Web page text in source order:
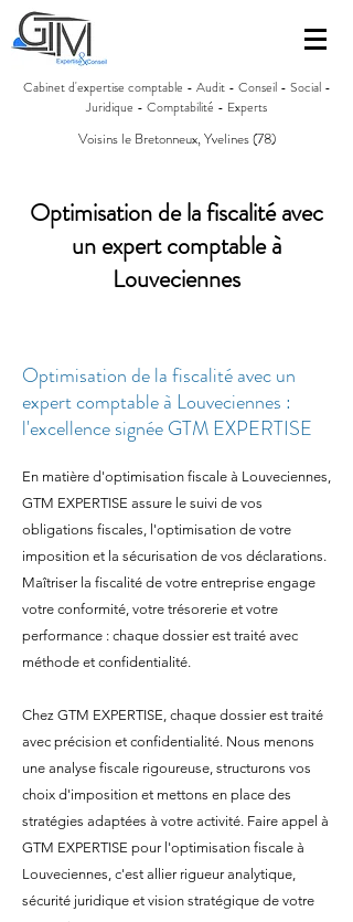
Cabinet d'expertise comptable - Audit - Conseil - Social -
Juridique - Comptabilité - Experts
Voisins le Bretonneux, Yvelines (78)
Optimisation de la fiscalité avec
un expert comptable à
Louveciennes
Optimisation de la fiscalité avec un
expert comptable à Louveciennes :
l'excellence signée GTM EXPERTISE
En matière d'optimisation fiscale à Louveciennes,
GTM EXPERTISE assure le suivi de vos
obligations fiscales, l'optimisation de votre
imposition et la sécurisation de vos déclarations.
Maîtriser la fiscalité de votre entreprise engage
votre conformité, votre trésorerie et votre
performance : chaque dossier est traité avec
méthode et confidentialité.
Chez GTM EXPERTISE, chaque dossier est traité
avec précision et confidentialité. Nous menons
une analyse fiscale rigoureuse, structurons vos
choix d'imposition et mettons en place des
stratégies adaptées à votre activité. Faire appel à
GTM EXPERTISE pour l'optimisation fiscale à
Louveciennes, c'est allier rigueur analytique,
sécurité juridique et vision stratégique de votre